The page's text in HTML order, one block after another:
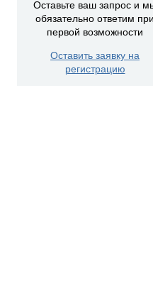
Оставьте ваш запрос и
обязательно ответим при
первой возможности
Оставить заявку на
регистрацию